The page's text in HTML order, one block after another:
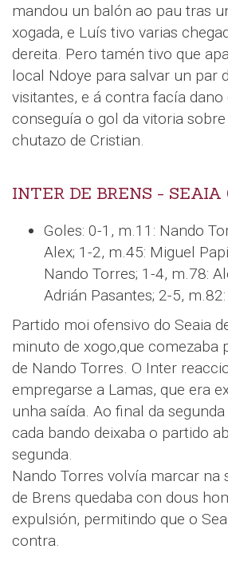
mandou un balón ao pau tras
xogada, e Luís tivo varias
dereita. Pero tamén tivo que
local Ndoye para salvar un par
visitantes, e á contra facía
conseguía o gol da vitoria
chutazo de Cristian.
INTER DE BRENS -
Goles: 0-1, m.11: Nando
Alex; 1-2, m.45: Miguel
Nando Torres; 1-4, m.78:
Adrián Pasantes; 2-5, m.82:
Partido moi ofensivo do Seaia
minuto de xogo,que comezaba
de Nando Torres. O Inter
empregarse a Lamas, que era
unha saída. Ao final da
cada bando deixaba o partido
segunda.
Nando Torres volvía marcar na
de Brens quedaba con dous
expulsión, permitindo que o
contra.